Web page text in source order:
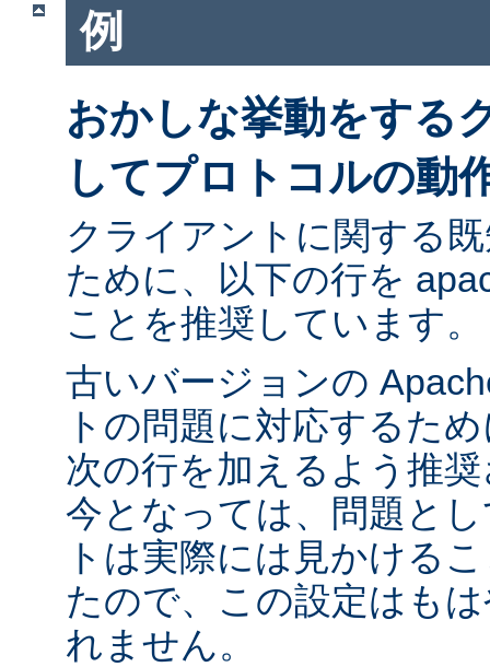
例
おかしな挙動をする
してプロトコルの動
クライアントに関する
ために、以下の行を
ことを推奨しています。
古いバージョンの
トの問題に対応するた
次の行を加えるよう推
今となっては、問題と
トは実際には見かける
たので、この設定はも
れません。